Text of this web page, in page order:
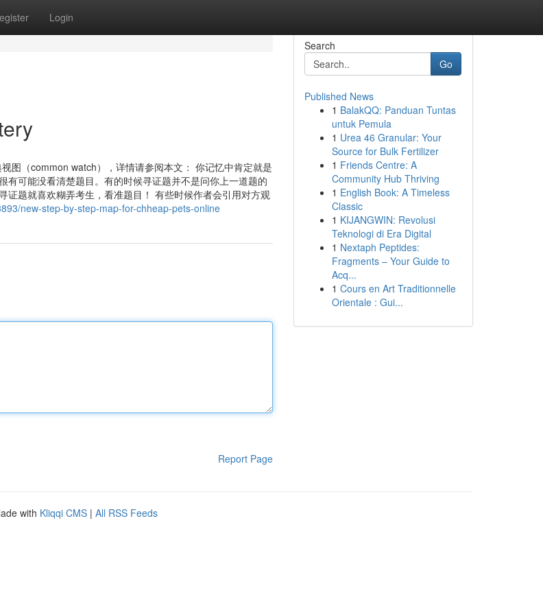
Login
图（common watch），详情请参阅本文： 你记忆中肯定就是
可能没看清楚题目。有的时候寻证题并不是问你上一道题的
题就喜欢糊弄考生，看准题目！ 有些时候作者会引用对方观
new-step-by-step-map-for-chheap-pets-online
Report Page
Search
Go
Published News
1 BalakQQ: Panduan Tuntas
untuk Pemula
1 Urea 46 Granular: Your
Source for Bulk Fertilizer
1 Friends Centre: A
Community Hub Thriving
1 English Book: A Timeless
Classic
1 KIJANGWIN: Revolusi
Teknologi di Era Digital
1 Nextaph Peptides:
Fragments – Your Guide to
Acq...
1 Cours en Art Traditionnelle
Orientale : Gui...
with Kliqqi CMS | All RSS Feeds